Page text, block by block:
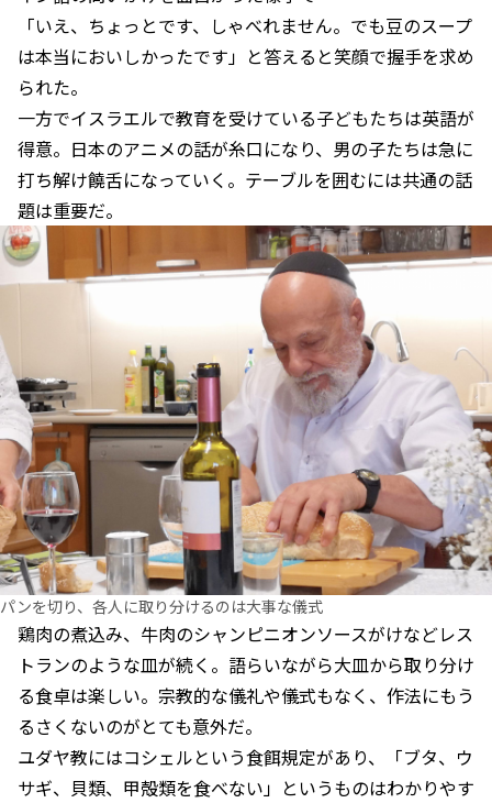
「いえ、ちょっとです、しゃべれません。でも豆のスープ
は本当においしかったです」と答えると笑顔で握手を求め
られた。
一方でイスラエルで教育を受けている子どもたちは英語が
得意。日本のアニメの話が糸口になり、男の子たちは急に
打ち解け饒舌になっていく。テーブルを囲むには共通の話
題は重要だ。
パンを切り、各人に取り分けるのは大事な儀式
鶏肉の煮込み、牛肉のシャンピニオンソースがけなどレス
トランのような皿が続く。語らいながら大皿から取り分け
る食卓は楽しい。宗教的な儀礼や儀式もなく、作法にもう
るさくないのがとても意外だ。
ユダヤ教にはコシェルという食餌規定があり、「ブタ、ウ
サギ、貝類、甲殻類を食べない」というものはわかりやす